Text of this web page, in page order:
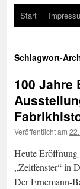
Start
Schlagwort-
100 Jahre
Veröffentlicht am
Heute Eröffnung
„Zeitfenster“ in
Der Ernemann-